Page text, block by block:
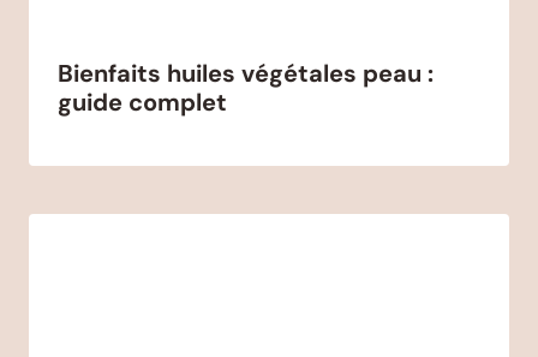
Bienfaits huiles végétales peau :
guide complet